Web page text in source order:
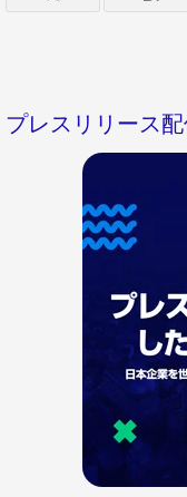
プレスリリース